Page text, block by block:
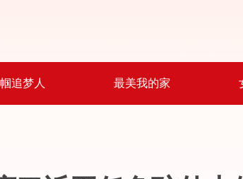
追梦人 最美我的家